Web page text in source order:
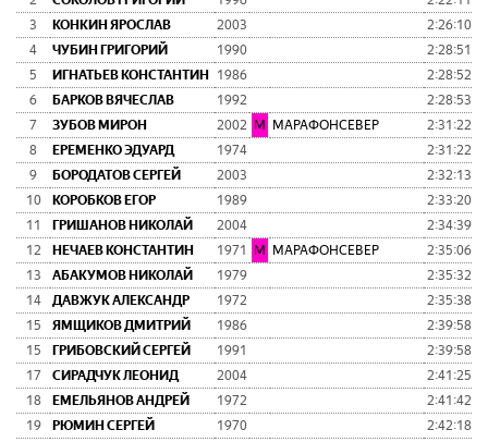
3
КОНКИН ЯРОСЛАВ 2003 2:26:10
4
ЧУБИН ГРИГОРИЙ 1990 2:28:51
5
ИГНАТЬЕВ КОНСТАНТИН 1986 2:28:52
6
БАРКОВ ВЯЧЕСЛАВ 1992 2:28:53
7
ЗУБОВ МИРОН 2002 М МАРАФОНСЕВЕР 2:31:22
8
ЕРЕМЕНКО ЭДУАРД 1974 2:31:22
9
БОРОДАТОВ СЕРГЕЙ 2003 2:32:13
10
КОРОБКОВ ЕГОР 1989 2:33:20
11
ГРИШАНОВ НИКОЛАЙ 2004 2:34:39
12
НЕЧАЕВ КОНСТАНТИН 1971 М МАРАФОНСЕВЕР 2:35:06
13
АБАКУМОВ НИКОЛАЙ 1979 2:35:32
14
ДАВЖУК АЛЕКСАНДР 1972 2:35:38
15
ЯМЩИКОВ ДМИТРИЙ 1986 2:39:58
15
ГРИБОВСКИЙ СЕРГЕЙ 1991 2:39:58
17
СИРАДЧУК ЛЕОНИД 2004 2:41:25
18
ЕМЕЛЬЯНОВ АНДРЕЙ 1972 2:41:42
19
РЮМИН СЕРГЕЙ 1970 2:42:18